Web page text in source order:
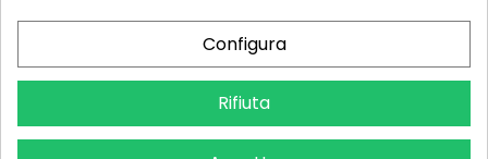
Configura
Rifiuta